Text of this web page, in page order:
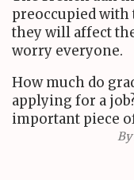
preoccupied with
they will affect
worry everyone.
How much do
applying for a
important piece
By